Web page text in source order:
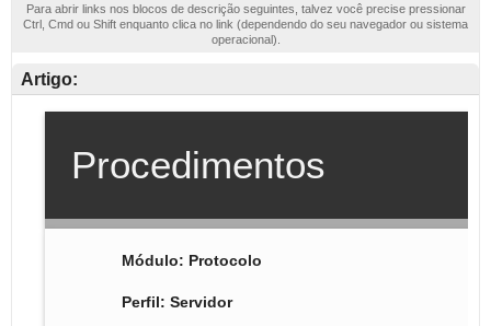
Para abrir links nos blocos de descrição seguintes, talvez você precise pressionar
Ctrl, Cmd ou Shift enquanto clica no link (dependendo do seu navegador ou sistema
operacional).
Artigo: